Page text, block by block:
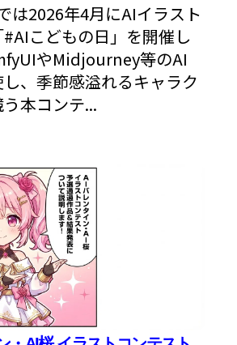
は2026年4月にAIイラスト
こどもの日」を開催し
やMidjourney等のAI
、季節感溢れるキャラク
本コンテ...